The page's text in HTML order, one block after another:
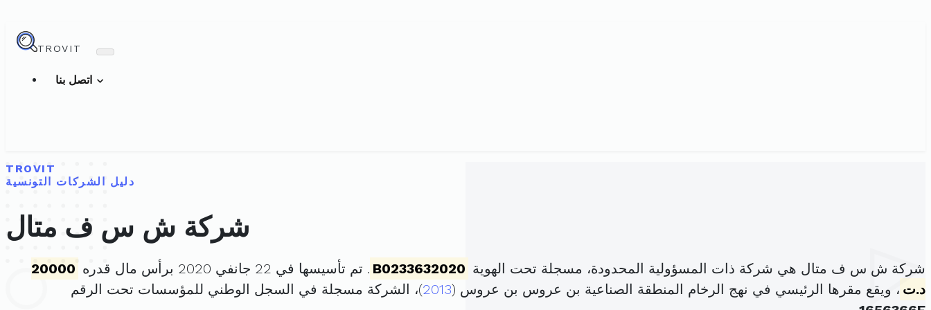
TROVIT
TROVIT
دليل الشركات التونسية
شركة ش س ف متال
شركة ش س ف متال هي شركة ذات المسؤولية المحدودة، مسجلة تحت الهوية B0233632020 . تم تأسيسها في 22 جانفي 2020 برأس مال قدره
20000
د.ت ، ويقع مقرها الرئيسي في نهج الرخام المنطقة الصناعية بن عروس بن عروس (2013)، الشركة مسجلة في السجل الوطني للمؤسسات تحت الرقم